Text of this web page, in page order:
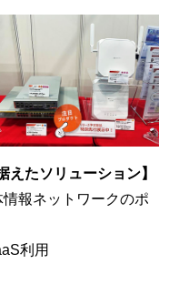
えたソリューション】
報ネットワークのポ
利用